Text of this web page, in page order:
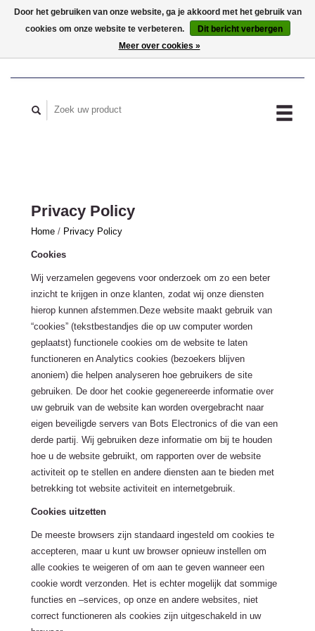
MIJN ACCOUNT
Privacy Policy
Home / Privacy Policy
Cookies
Wij verzamelen gegevens voor onderzoek om zo een beter
inzicht te krijgen in onze klanten, zodat wij onze diensten
hierop kunnen afstemmen.Deze website maakt gebruik van
“cookies” (tekstbestandjes die op uw computer worden
geplaatst) functionele cookies om de website te laten
functioneren en Analytics cookies (bezoekers blijven
anoniem) die helpen analyseren hoe gebruikers de site
gebruiken. De door het cookie gegenereerde informatie over
uw gebruik van de website kan worden overgebracht naar
eigen beveiligde servers van Bots Electronics of die van een
derde partij. Wij gebruiken deze informatie om bij te houden
hoe u de website gebruikt, om rapporten over de website
activiteit op te stellen en andere diensten aan te bieden met
betrekking tot website activiteit en internetgebruik.
Cookies uitzetten
De meeste browsers zijn standaard ingesteld om cookies te
accepteren, maar u kunt uw browser opnieuw instellen om
alle cookies te weigeren of om aan te geven wanneer een
cookie wordt verzonden. Het is echter mogelijk dat sommige
functies en –services, op onze en andere websites, niet
correct functioneren als cookies zijn uitgeschakeld in uw
Door het gebruiken van onze website, ga je akkoord met het gebruik van
cookies om onze website te verbeteren.
Dit bericht verbergen
Meer over cookies »